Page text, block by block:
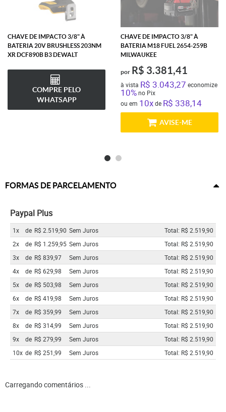
CHAVE DE IMPACTO 3/8" À
BATERIA 20V BRUSHLESS 203NM
XR DCF890B B3 DEWALT
COMPRE PELO
WHATSAPP
CHAVE DE IMPACTO 3/8" À
BATERIA M18 FUEL 2654-259B
MILWAUKEE
por R$ 3.381,41
à vista R$ 3.043,27 economize
10%no Pix
ou em 10xde R$ 338,14
AVISE-ME
FORMAS DE PARCELAMENTO
Paypal Plus
1x de R$ 2.519,90 Sem Juros
Total: R$ 2.519,90
2x
de R$ 1.259,95 Sem Juros
Total: R$ 2.519,90
3x
de R$ 839,97 Sem Juros
Total: R$ 2.519,90
4x
de R$ 629,98 Sem Juros
Total: R$ 2.519,90
5x
de R$ 503,98 Sem Juros
Total: R$ 2.519,90
6x
de R$ 419,98 Sem Juros
Total: R$ 2.519,90
7x
de R$ 359,99 Sem Juros
Total: R$ 2.519,90
8x
de R$ 314,99 Sem Juros
Total: R$ 2.519,90
9x
de R$ 279,99 Sem Juros
Total: R$ 2.519,90
10x de R$ 251,99 Sem Juros Total: R$ 2.519,90
Carregando comentários ...